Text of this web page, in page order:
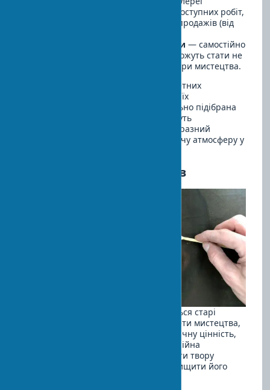
пропонують спеціальні колекції доступних робіт,
особливо в періоди сезонних розпродажів (від
Інтер'єр з handmade елементами — самостійно
створені декоративні елементи можуть стати не
менш виразними, ніж куплені твори мистецтва.
Для максимального ефекту від бюджетних
предметів мистецтва приділіть увагу їх
оформленню та презентації. Правильно підібрана
рамка, матування та освітлення можуть
перетворити недорогий принт на виразний
елемент дизайну і створити надихаючу атмосферу у
Реставрація старих творів
Нерідко в наших будинках зберігаються старі
картини, скульптури або інші предмети мистецтва,
які мають сентиментальну або історичну цінність,
але потребують відновлення. Професійна
реставрація може не тільки повернути твору
первісний вигляд, але й значно підвищити його